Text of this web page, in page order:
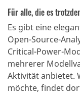
Für alle, die es
Es gibt eine
Open-Source-
Critical-Power-
mehrerer
Aktivität anbietet.
möchte, findet